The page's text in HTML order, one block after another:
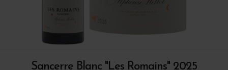
Sancerre Blanc "Les Romains" 2025